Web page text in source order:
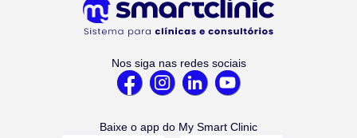
Nos siga nas redes sociais
Baixe o app do My Smart Clinic